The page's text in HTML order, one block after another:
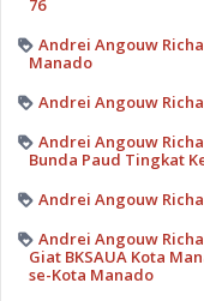
76
Andrei Angouw
Manado
Andrei Angouw
Andrei Angouw
Bunda Paud Tingkat
Andrei Angouw
Andrei Angouw
Giat BKSAUA Kota
se-Kota Manado